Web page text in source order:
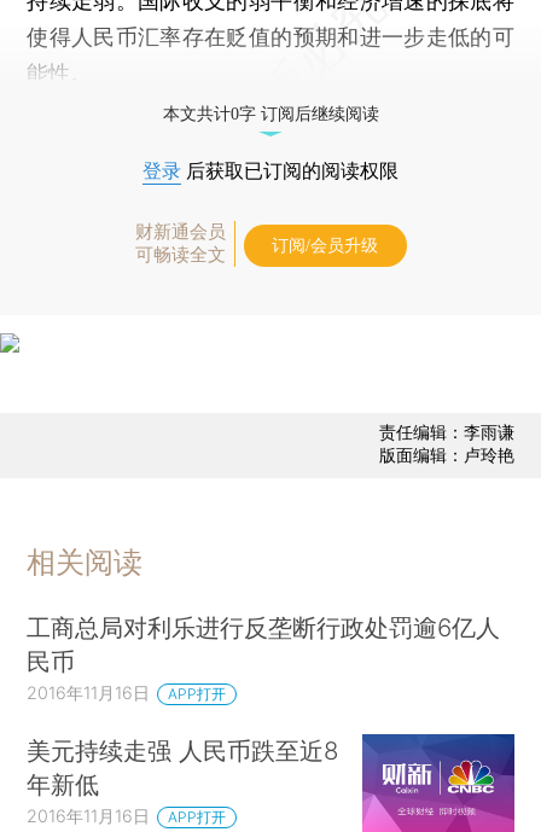
使得人民币汇率存在贬值的预期和进一步走低的可
能性。
本文共计0字 订阅后继续阅读
登录 后获取已订阅的阅读权限
财新通会员
可畅读全文
订阅/会员升级
责任编辑：李雨谦
版面编辑：卢玲艳
相关阅读
工商总局对利乐进行反垄断行政处罚逾6亿人
民币
2016年11月16日 APP打开
美元持续走强 人民币跌至近8
年新低
2016年11月16日 APP打开